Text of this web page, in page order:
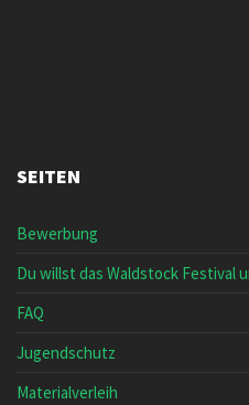
SEITEN
Bewerbung
Du willst das Waldstock Festival
FAQ
Jugendschutz
Materialverleih